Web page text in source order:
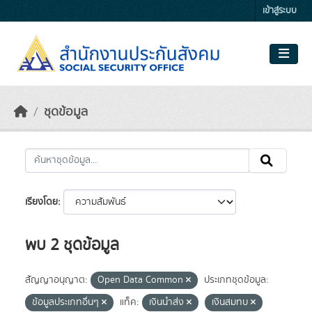
เข้าสู่ระบบ
ชุดข้อมูล
เรียงโดย
พบ 2 ชุดข้อมูล
สัญญาอนุญาต: Open Data Common
ประเภทชุดข้อมูล:
ข้อมูลประเภทอื่นๆ
แท็ค: เงินนำส่ง เงินสมทบ